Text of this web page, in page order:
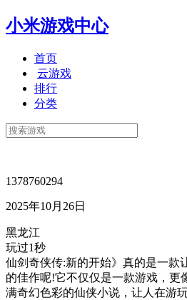
小米游戏中心
首页
云游戏
排行
分类
1378760294
2025年10月26日
黑龙江
玩过1秒
仙剑奇侠传:新的开始》真的是一款
的佳作呢!它不仅仅是一款游戏，更
满奇幻色彩的仙侠小说，让人在游